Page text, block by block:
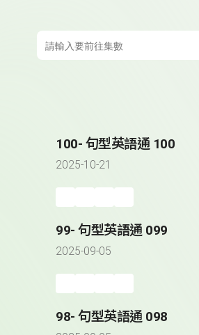
100- 句型英語通 100
2025-10-21
99- 句型英語通 099
2025-09-05
98- 句型英語通 098